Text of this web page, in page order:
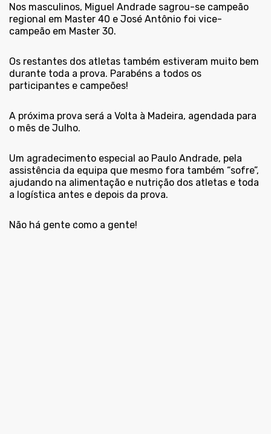
Nos masculinos, Miguel Andrade sagrou-se campeão
regional em Master 40 e José Antônio foi vice-
campeão em Master 30.
Os restantes dos atletas também estiveram muito bem
durante toda a prova. Parabéns a todos os
participantes e campeões!
A próxima prova será a Volta à Madeira, agendada para
o mês de Julho.
Um agradecimento especial ao Paulo Andrade, pela
assistência da equipa que mesmo fora também “sofre”,
ajudando na alimentação e nutrição dos atletas e toda
a logística antes e depois da prova.
Não há gente como a gente!